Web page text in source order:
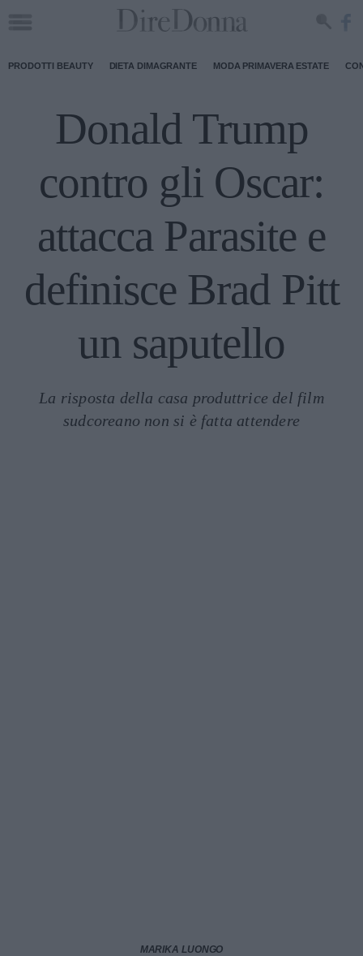
PRODOTTI BEAUTY DIETA DIMAGRANTE MODA PRIMAVERA ESTATE
Donald Trump
contro gli Oscar:
attacca Parasite e
definisce Brad Pitt
un saputello
La risposta della casa produttrice del film
sudcoreano non si è fatta attendere
MARIKA LUONGO